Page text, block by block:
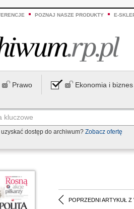
POZNAJ NASZE PRODUKTY E-
Prawo Ekonomia i biznes
dostęp do archiwum? Zobacz ofertę
POPRZEDNI ARTYKUŁ Z